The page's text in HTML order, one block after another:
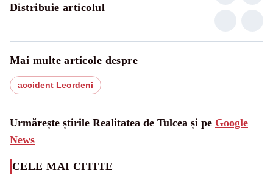
Distribuie articolul
Mai multe articole despre
accident Leordeni
Urmărește știrile Realitatea de Tulcea și pe Google
News
CELE MAI CITITE